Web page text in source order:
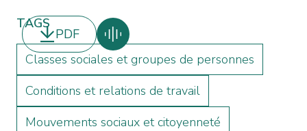
PDF
TAGS
Classes sociales et groupes de personnes
Conditions et relations de travail
Mouvements sociaux et citoyenneté